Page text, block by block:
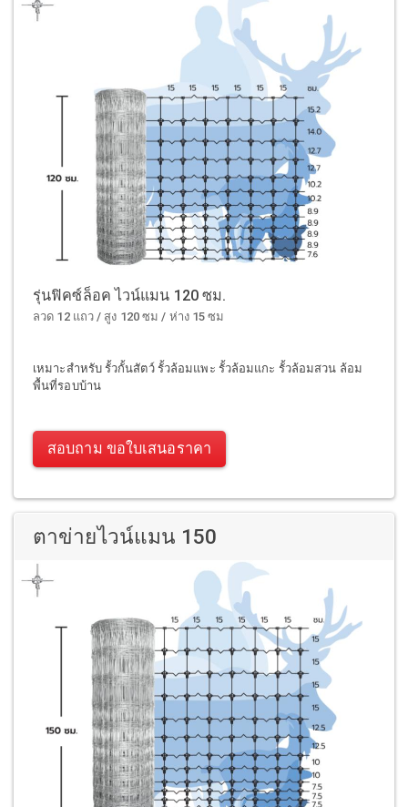
รุ่นฟิคซ์ล็อค ไวน์แมน 120 ซม.
ลวด 12 แถว / สูง 120 ซม / ห่าง 15 ซม
เหมาะสำหรับ รั้วกั้นสัตว์ รั้วล้อมแพะ รั้วล้อมแกะ รั้วล้อมสวน ล้อม
พื้นที่รอบบ้าน
สอบถาม ขอใบเสนอราคา
ตาข่ายไวน์แมน 150